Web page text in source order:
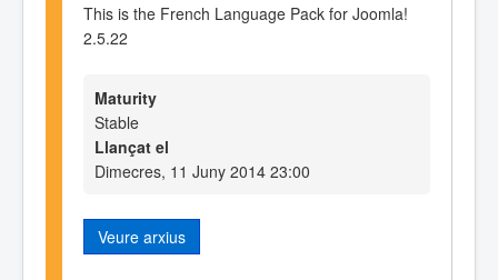
This is the French Language Pack for Joomla!
2.5.22
Maturity
Stable
Llançat el
Dimecres, 11 Juny 2014 23:00
Veure arxius